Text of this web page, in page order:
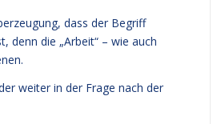
dass der Begriff
denn die „Arbeit“ – wie auch
weiter in der Frage nach der